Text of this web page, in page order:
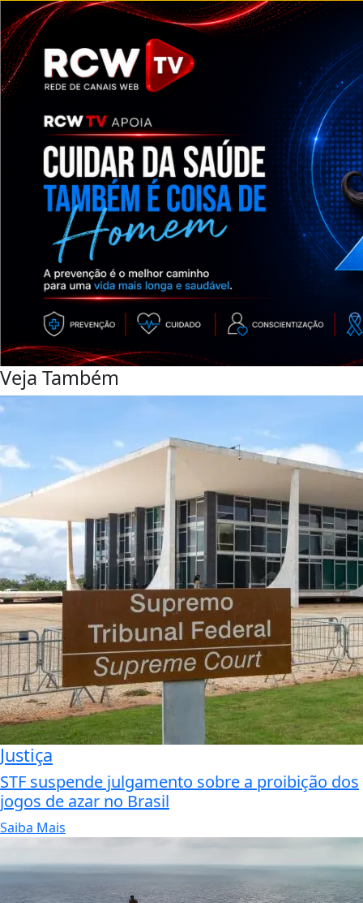
Veja Também
Justiça
STF suspende julgamento sobre a proibição dos
jogos de azar no Brasil
Saiba Mais